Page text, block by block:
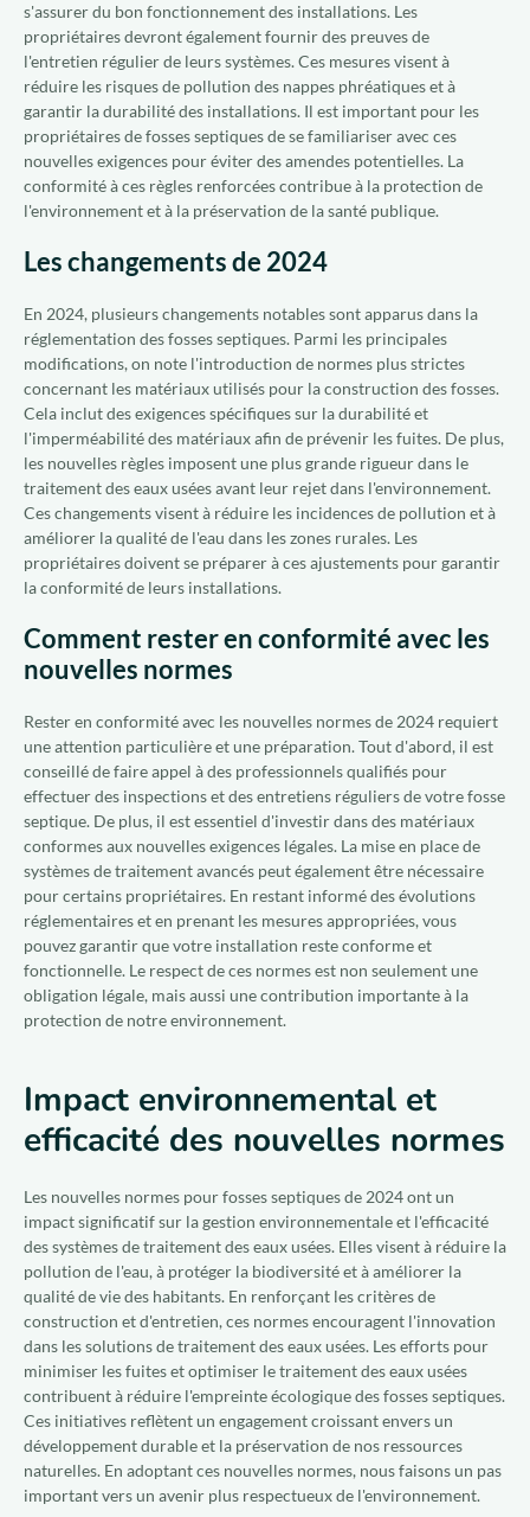
s'assurer du bon fonctionnement des installations. Les
propriétaires devront également fournir des preuves de
l'entretien régulier de leurs systèmes. Ces mesures visent à
réduire les risques de pollution des nappes phréatiques et à
garantir la durabilité des installations. Il est important pour les
propriétaires de fosses septiques de se familiariser avec ces
nouvelles exigences pour éviter des amendes potentielles. La
conformité à ces règles renforcées contribue à la protection de
l'environnement et à la préservation de la santé publique.
Les changements de 2024
En 2024, plusieurs changements notables sont apparus dans la
réglementation des fosses septiques. Parmi les principales
modifications, on note l'introduction de normes plus strictes
concernant les matériaux utilisés pour la construction des fosses.
Cela inclut des exigences spécifiques sur la durabilité et
l'imperméabilité des matériaux afin de prévenir les fuites. De plus,
les nouvelles règles imposent une plus grande rigueur dans le
traitement des eaux usées avant leur rejet dans l'environnement.
Ces changements visent à réduire les incidences de pollution et à
améliorer la qualité de l'eau dans les zones rurales. Les
propriétaires doivent se préparer à ces ajustements pour garantir
la conformité de leurs installations.
Comment rester en conformité avec les
nouvelles normes
Rester en conformité avec les nouvelles normes de 2024 requiert
une attention particulière et une préparation. Tout d'abord, il est
conseillé de faire appel à des professionnels qualifiés pour
effectuer des inspections et des entretiens réguliers de votre fosse
septique. De plus, il est essentiel d'investir dans des matériaux
conformes aux nouvelles exigences légales. La mise en place de
systèmes de traitement avancés peut également être nécessaire
pour certains propriétaires. En restant informé des évolutions
réglementaires et en prenant les mesures appropriées, vous
pouvez garantir que votre installation reste conforme et
fonctionnelle. Le respect de ces normes est non seulement une
obligation légale, mais aussi une contribution importante à la
protection de notre environnement.
Impact environnemental et
efficacité des nouvelles normes
Les nouvelles normes pour fosses septiques de 2024 ont un
impact significatif sur la gestion environnementale et l'efficacité
des systèmes de traitement des eaux usées. Elles visent à réduire la
pollution de l'eau, à protéger la biodiversité et à améliorer la
qualité de vie des habitants. En renforçant les critères de
construction et d'entretien, ces normes encouragent l'innovation
dans les solutions de traitement des eaux usées. Les efforts pour
minimiser les fuites et optimiser le traitement des eaux usées
contribuent à réduire l'empreinte écologique des fosses septiques.
Ces initiatives reflètent un engagement croissant envers un
développement durable et la préservation de nos ressources
naturelles. En adoptant ces nouvelles normes, nous faisons un pas
important vers un avenir plus respectueux de l'environnement.